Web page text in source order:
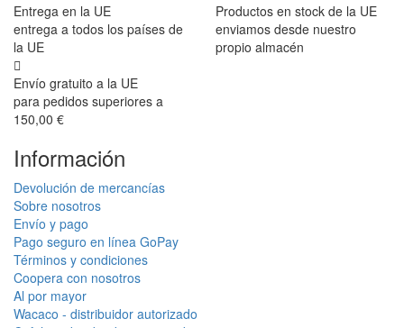
Entrega en la UE
entrega a todos los países de
la UE
Productos en stock de la UE
enviamos desde nuestro
propio almacén
Envío gratuito a la UE
para pedidos superiores a
150,00 €
Información
Devolución de mercancías
Sobre nosotros
Envío y pago
Pago seguro en línea GoPay
Términos y condiciones
Coopera con nosotros
Al por mayor
Wacaco - distribuidor autorizado